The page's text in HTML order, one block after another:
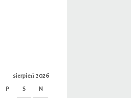
sierpień 2026
P S
N